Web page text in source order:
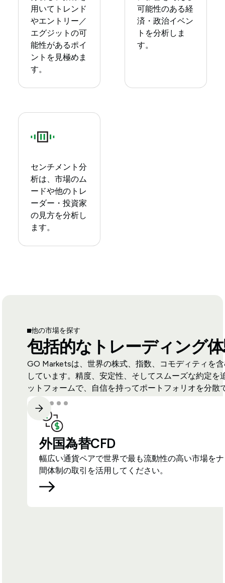
用いてトレンド
やエントリー／
エグジットの可
能性があるポイ
ントを見極めま
す。
可能性のある経
済・政治イベン
トを分析しま
す。
センチメント分
析は、市場のム
ードや他のトレ
ーダー・投資家
の見方を分析し
ます。
他の市場を探す
包括的なトレーディング
GO Marketsは、世界の株式、指数、コモディティを
しています。精度、安定性、そしてスムーズな約定を
ットフォームで、自信を持ってポートフォリオを分散
外国為替CFD
幅広い通貨ペアで世界で最も流動性の高い市場を
間体制の取引を活用してください。